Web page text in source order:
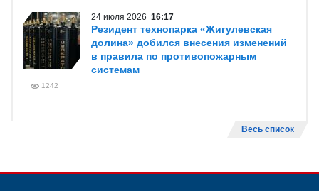
24 июля 2026 16:17
Резидент технопарка «Жигулевская
долина» добился внесения изменений
в правила по противопожарным
системам
1242
Весь список